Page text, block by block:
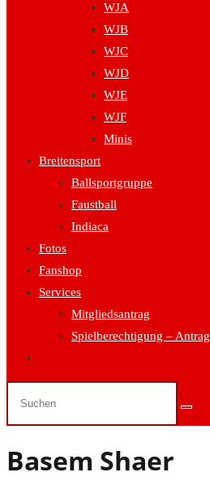
WJA
WJB
WJC
WJD
WJE
WJF
Minis
Breitensport
Ballsportgruppe
Faustball
Indiaca
Fotos
Fanshop
Services
Mitgliedsantrag
Spielberechtigung – Antrag
Suche
umschalten
Basem Shaer